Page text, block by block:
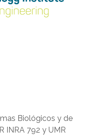
Biológicos y de
INRA 792 y UMR